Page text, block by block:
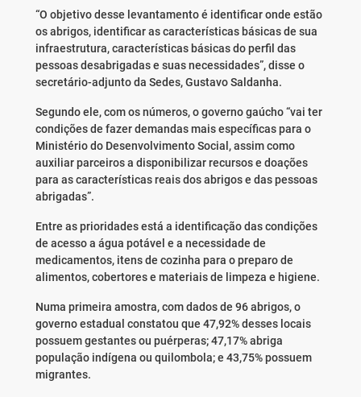
“O objetivo desse levantamento é identificar onde estão
os abrigos, identificar as características básicas de sua
infraestrutura, características básicas do perfil das
pessoas desabrigadas e suas necessidades”, disse o
secretário-adjunto da Sedes, Gustavo Saldanha.
Segundo ele, com os números, o governo gaúcho “vai ter
condições de fazer demandas mais específicas para o
Ministério do Desenvolvimento Social, assim como
auxiliar parceiros a disponibilizar recursos e doações
para as características reais dos abrigos e das pessoas
abrigadas”.
Entre as prioridades está a identificação das condições
de acesso a água potável e a necessidade de
medicamentos, itens de cozinha para o preparo de
alimentos, cobertores e materiais de limpeza e higiene.
Numa primeira amostra, com dados de 96 abrigos, o
governo estadual constatou que 47,92% desses locais
possuem gestantes ou puérperas; 47,17% abriga
população indígena ou quilombola; e 43,75% possuem
migrantes.